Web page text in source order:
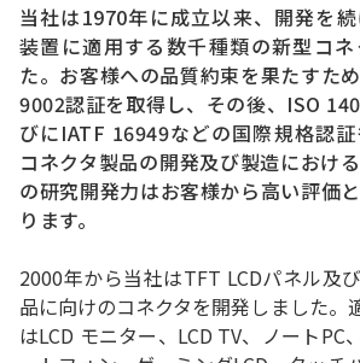
当社は1970年に成立以来、開発を
装置に適用する数千種類の新型コ
た。お客様への品質約束を果たすた
9002認証を取得し、その後、ISO
びにIATF 16949などの国際規格認証
コネクタ製品の開発及び製造におけ
の研究開発力はお客様から高い評価
ります。
2000年から当社はTFT LCDパネル及
品に向けのコネクタを開発しました。
はLCD モニター、LCD TV、ノートPC